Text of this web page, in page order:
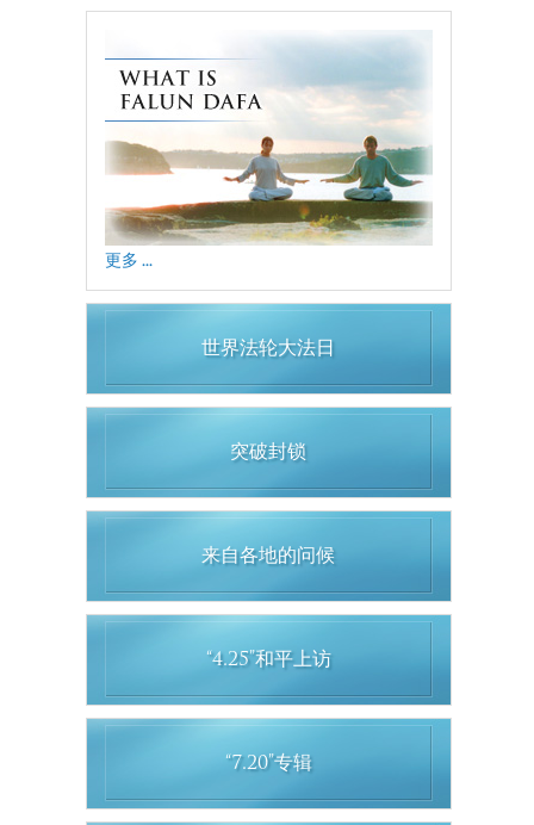
更多 ...
世界法轮大法日
突破封锁
来自各地的问候
“4.25”和平上访
“7.20”专辑